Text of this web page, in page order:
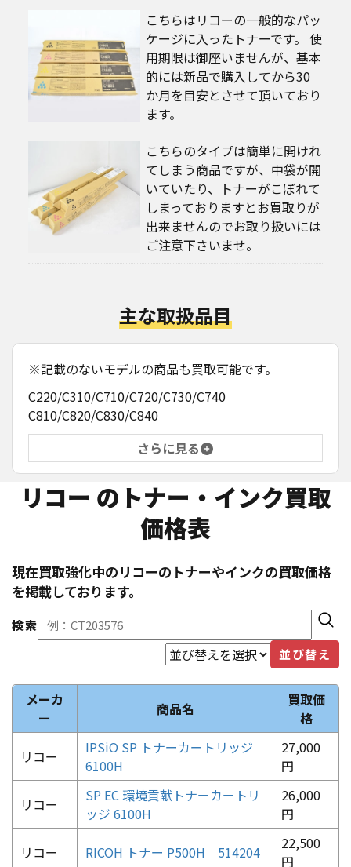
こちらはリコーの一般的なパッ
ケージに入ったトナーです。 使
用期限は御座いませんが、基本
的には新品で購入してから30
か月を目安とさせて頂いており
ます。
こちらのタイプは簡単に開けれ
てしまう商品ですが、中袋が開
いていたり、トナーがこぼれて
しまっておりますとお買取りが
出来ませんのでお取り扱いには
ご注意下さいませ。
主な取扱品目
※記載のないモデルの商品も買取可能です。
C220/C310/C710/C720/C730/C740
C810/C820/C830/C840
さらに見る
リコー のトナー・インク買取
価格表
現在買取強化中のリコーのトナーやインクの買取価格
を掲載しております。
検索
並び替え
メーカ
ー
商品名
買取価
格
リコー
IPSiO SP トナーカートリッジ
6100H
27,000
円
リコー
SP EC 環境貢献トナーカートリ
ッジ 6100H
26,000
円
リコー RICOH トナー P500H 514204
22,500
円